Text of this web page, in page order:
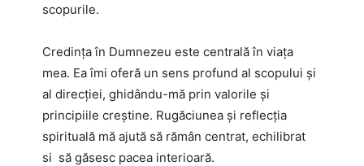
scopurile.
Credința în Dumnezeu este centrală în viața
mea. Ea îmi oferă un sens profund al scopului și
al direcției, ghidându-mă prin valorile și
principiile creștine. Rugăciunea și reflecția
spirituală mă ajută să rămân centrat, echilibrat
si să găsesc pacea interioară.